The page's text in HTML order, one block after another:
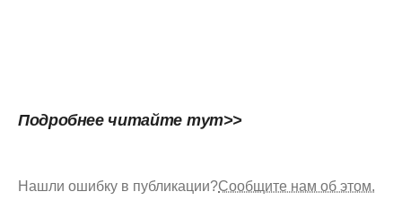
Подробнее читайте тут>>
Нашли ошибку в публикации?Сообщите нам об этом.